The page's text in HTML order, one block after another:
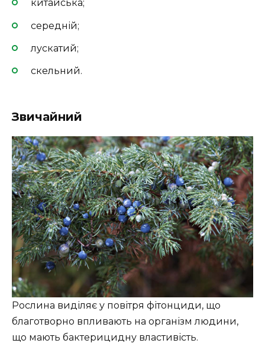
китайська;
середній;
лускатий;
скельний.
Звичайний
Рослина виділяє у повітря фітонциди, що
благотворно впливають на організм людини,
що мають бактерицидну властивість.